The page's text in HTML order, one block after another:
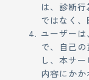
は、診断
ではなく、
ユーザー
で、自己
し、本サ
内容にか